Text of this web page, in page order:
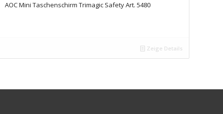
AOC Mini Taschenschirm Trimagic Safety Art. 5480
Zeige Details